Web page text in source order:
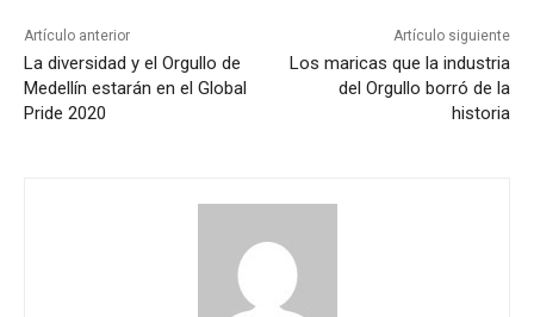
Artículo anterior
La diversidad y el Orgullo de
Medellín estarán en el Global
Pride 2020
Artículo siguiente
Los maricas que la industria
del Orgullo borró de la
historia